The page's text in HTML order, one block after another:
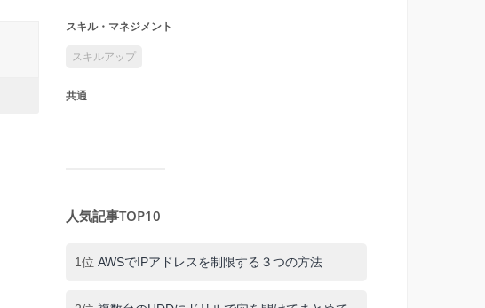
スキル・マネジメント
スキルアップ
共通
人気記事TOP10
1位 AWSでIPアドレスを制限する３つの方法